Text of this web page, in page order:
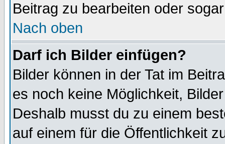
Beitrag zu bearbeiten oder
Nach oben
Darf ich Bilder einfügen?
Bilder können in der Tat im
es noch keine Möglichkeit,
Deshalb musst du zu einem
auf einem für die Öffentlichkeit